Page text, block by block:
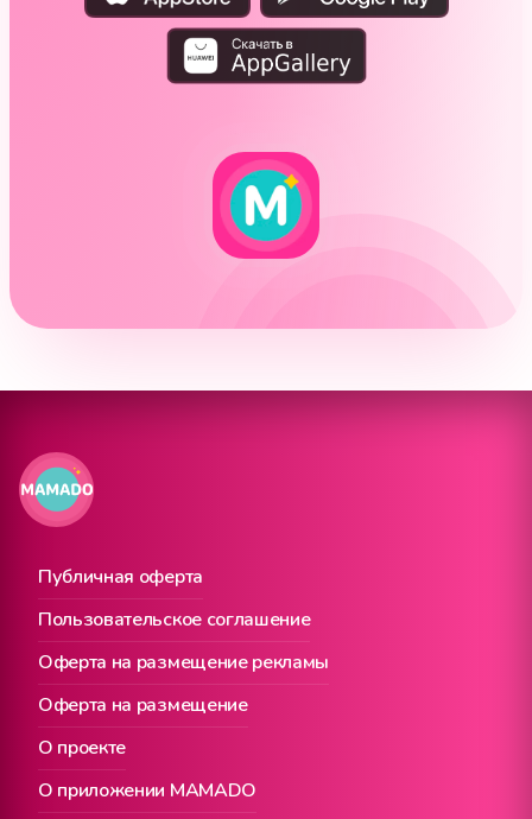
Публичная оферта
О проекте
Пользовательское соглашение
О приложении MAMADO
Оферта на размещение рекламы
Оферта на размещение